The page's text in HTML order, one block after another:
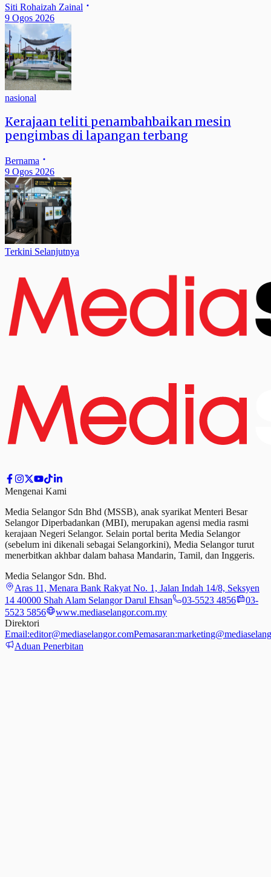
Siti Rohaizah Zainal
9 Ogos 2026
nasional
Kerajaan teliti penambahbaikan mesin
pengimbas di lapangan terbang
Bernama
9 Ogos 2026
Terkini Selanjutnya
Mengenai Kami
Media Selangor Sdn Bhd (MSSB), anak syarikat Menteri Besar
Selangor Diperbadankan (MBI), merupakan agensi media rasmi
kerajaan Negeri Selangor. Selain portal berita Media Selangor
(sebelum ini dikenali sebagai Selangorkini), Media Selangor turut
menerbitkan akhbar dalam bahasa Mandarin, Tamil, dan Inggeris.
Media Selangor Sdn. Bhd.
Aras 11, Menara Bank Rakyat No. 1, Jalan Indah 14/8, Seksyen
14 40000 Shah Alam Selangor Darul Ehsan
03-5523 4856
03-
5523 5856
www.mediaselangor.com.my
Direktori
Email:editor@mediaselangor.comPemasaran:
Aduan Penerbitan